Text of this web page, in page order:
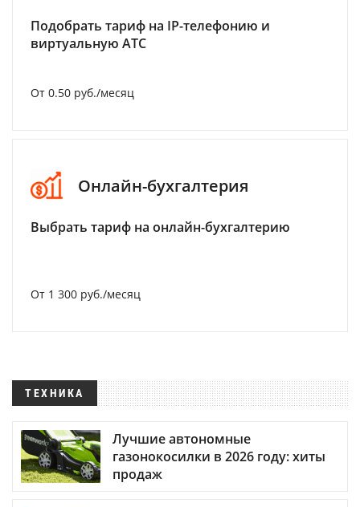
Подобрать тариф на IP-телефонию и
виртуальную АТС
От 0.50 руб./месяц
Онлайн-бухгалтерия
Выбрать тариф на онлайн-бухгалтерию
От 1 300 руб./месяц
ТЕХНИКА
Лучшие автономные
газонокосилки в 2026 году: хиты
продаж